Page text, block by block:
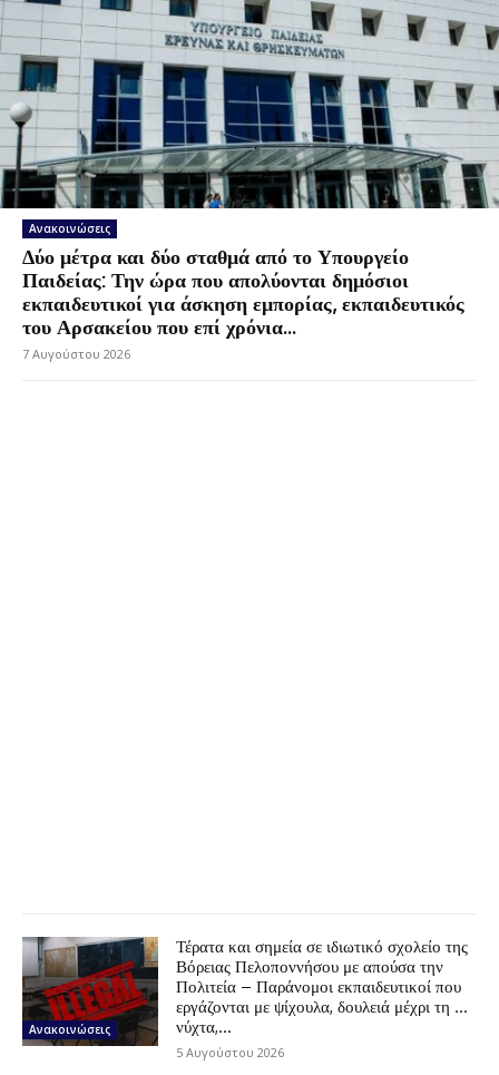
Ανακοινώσεις
Δύο μέτρα και δύο σταθμά από το Υπουργείο
Παιδείας: Την ώρα που απολύονται δημόσιοι
εκπαιδευτικοί για άσκηση εμπορίας, εκπαιδευτικός
του Αρσακείου που επί χρόνια...
7 Αυγούστου 2026
Ανακοινώσεις
Τέρατα και σημεία σε ιδιωτικό σχολείο της
Βόρειας Πελοποννήσου με απούσα την
Πολιτεία – Παράνομοι εκπαιδευτικοί που
εργάζονται με ψίχουλα, δουλειά μέχρι τη …
νύχτα,...
5 Αυγούστου 2026